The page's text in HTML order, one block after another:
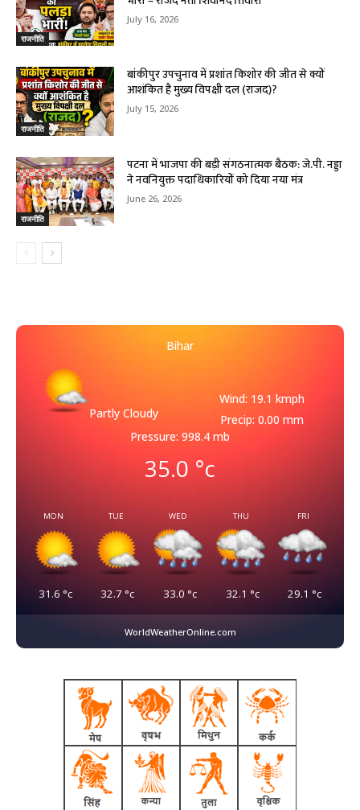
राजनीति
July 16, 2026
राजनीति
बांकीपुर उपचुनाव में प्रशांत किशोर की जीत से क्यों
आशंकित है मुख्य विपक्षी दल (राजद)?
July 15, 2026
राजनीति
पटना में भाजपा की बड़ी संगठनात्मक बैठक: जे.पी. नड्डा
ने नवनियुक्त पदाधिकारियों को दिया नया मंत्र
June 26, 2026
Bihar
Partly Cloudy
Wind: 19.1 kmph
Precip: 0.00 mm
Pressure: 998.4 mb
35.0 °c
MON
31.6 °c
TUE
32.7 °c
WED
33.0 °c
THU
32.1 °c
FRI
29.1 °c
WorldWeatherOnline.com